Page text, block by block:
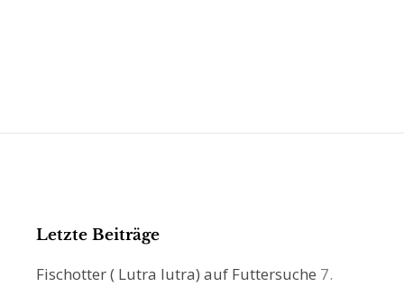
Letzte Beiträge
Fischotter ( Lutra lutra) auf Futtersuche 7.